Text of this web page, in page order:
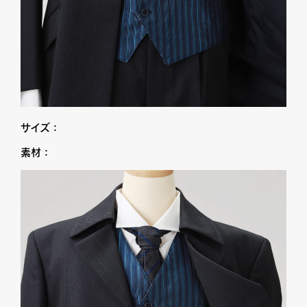
サイズ：
素材：